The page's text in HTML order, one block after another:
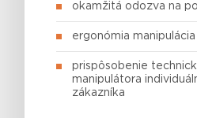
okamžitá odozva na
ergonómia manipulácia
prispôsobenie
manipulátora
zákazníka